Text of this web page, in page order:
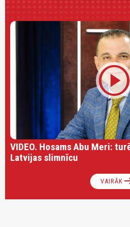
VIDEO. Hosams Abu Meri:
Latvijas slimnīcu
VAIRĀK